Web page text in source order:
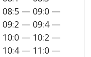
08:5 — 09:0 —
09:2 — 09:4 —
10:0 — 10:2 —
10:4 — 11:0 —